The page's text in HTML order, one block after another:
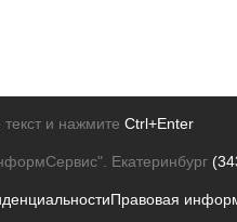
и нажмите Ctrl+Enter
Екатеринбург
Правовая